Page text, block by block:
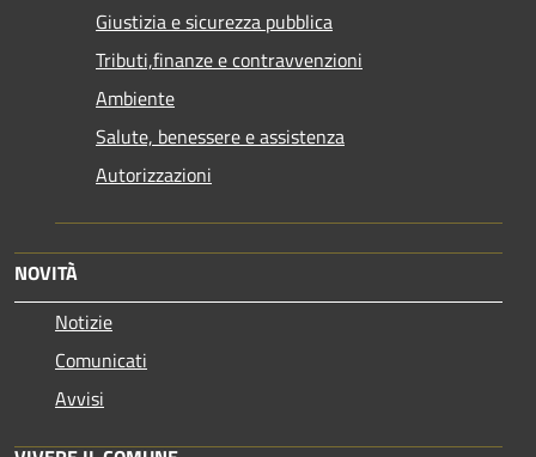
Giustizia e sicurezza pubblica
Tributi,finanze e contravvenzioni
Ambiente
Salute, benessere e assistenza
Autorizzazioni
NOVITÀ
Notizie
Comunicati
Avvisi